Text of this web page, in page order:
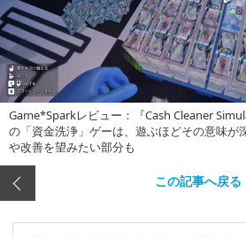
Game*Sparkレビュー：『Cash Cleaner
の「資金洗浄」ゲーは、遊ぶほどその意味
や改善を望みたい部分も
この記事へ戻る